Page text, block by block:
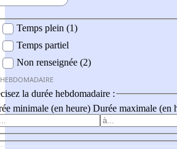
Temps plein (1)
Temps partiel
Non renseignée (2)
la durée hebdomadaire :
minimale (en heure) Durée maximale (en